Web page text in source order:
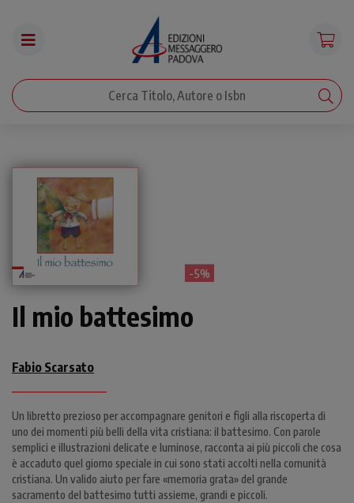
- 5%
Il mio battesimo
Fabio Scarsato
Un libretto prezioso per accompagnare genitori e figli alla riscoperta di
uno dei momenti più belli della vita cristiana: il battesimo. Con parole
semplici e illustrazioni delicate e luminose, racconta ai più piccoli che cosa
è accaduto quel giorno speciale in cui sono stati accolti nella comunità
cristiana. Un valido aiuto per fare «memoria grata» del grande
sacramento del battesimo tutti assieme, grandi e piccoli.